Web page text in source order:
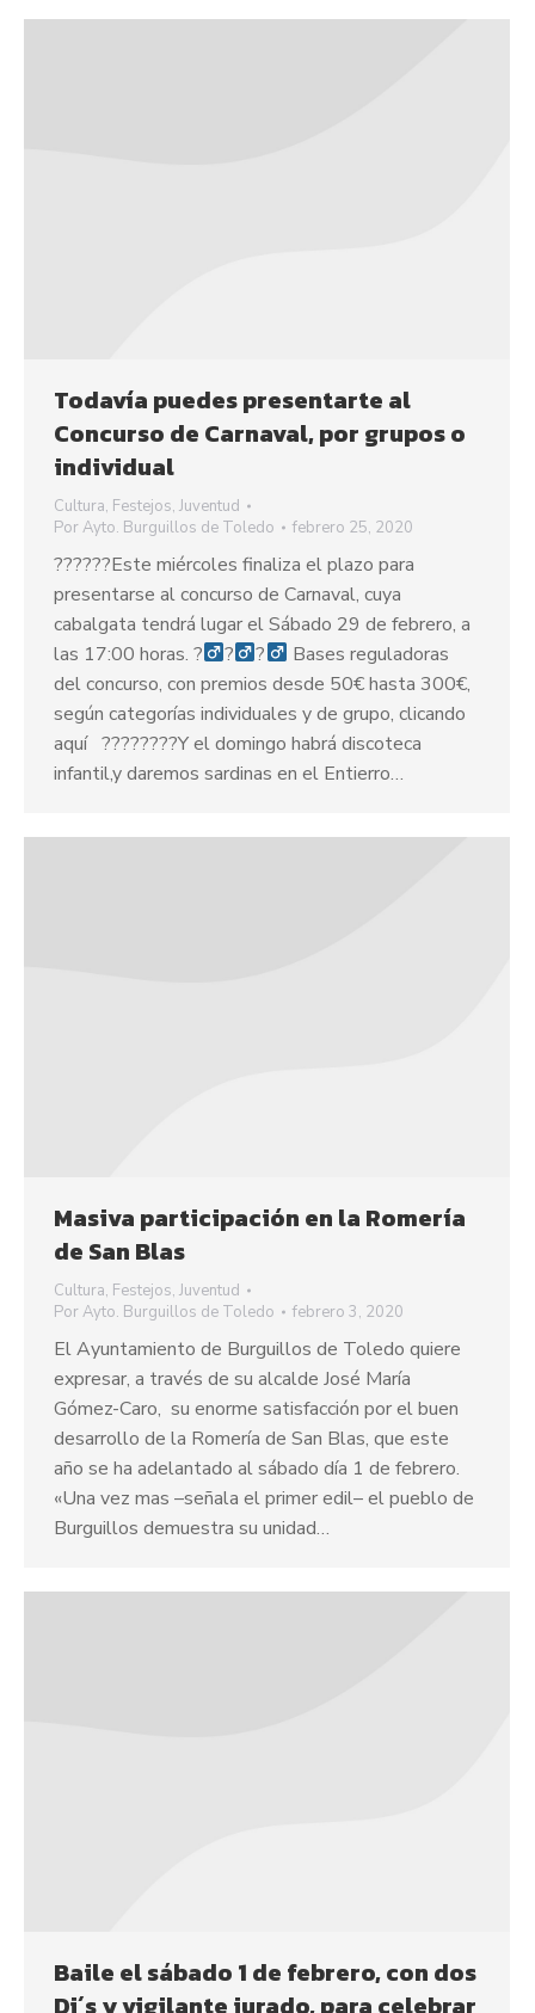
Todavía puedes presentarte al
Concurso de Carnaval, por grupos o
individual
Cultura, Festejos, Juventud
PorAyto. Burguillos de Toledo febrero 25, 2020
??????Este miércoles finaliza el plazo para
presentarse al concurso de Carnaval, cuya
cabalgata tendrá lugar el Sábado 29 de febrero, a
las 17:00 horas. ?‍
?‍ ?‍
Bases reguladoras
del concurso, con premios desde 50€ hasta 300€,
según categorías individuales y de grupo, clicando
aquí ??‍???‍???Y el domingo habrá discoteca
infantil,y daremos sardinas en el Entierro…
Masiva participación en la Romería
de San Blas
Cultura, Festejos, Juventud
PorAyto. Burguillos de Toledo febrero 3, 2020
El Ayuntamiento de Burguillos de Toledo quiere
expresar, a través de su alcalde José María
Gómez-Caro, su enorme satisfacción por el buen
desarrollo de la Romería de San Blas, que este
año se ha adelantado al sábado día 1 de febrero.
«Una vez mas –señala el primer edil– el pueblo de
Burguillos demuestra su unidad…
Baile el sábado 1 de febrero, con dos
Dj´s y vigilante jurado, para celebrar